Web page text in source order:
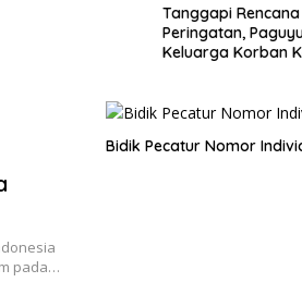
Tanggapi Rencana
Peringatan,
Keluarga Korban
Lebih Dulu
pada…
Bidik Pecatur Nomor